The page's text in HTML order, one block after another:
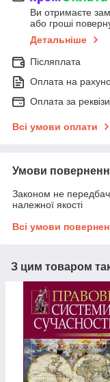
Ви отримаєте
або гроші
Детальніше
Післяплата
Оплата на
Оплата за
Всі умови оплати
Умови
Законом не
належної якості
Всі умови
З цим товаром